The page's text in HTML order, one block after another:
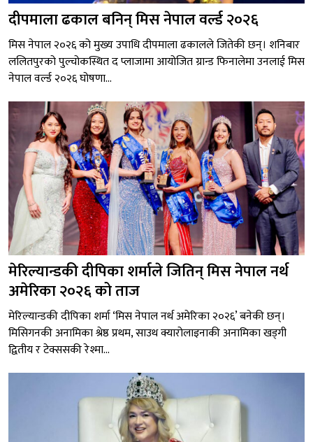
दीपमाला ढकाल बनिन् मिस नेपाल वर्ल्ड २०२६
मिस नेपाल २०२६ को मुख्य उपाधि दीपमाला ढकालले जितेकी छन्। शनिबार
ललितपुरको पुल्चोकस्थित द प्लाजामा आयोजित ग्रान्ड फिनालेमा उनलाई मिस
नेपाल वर्ल्ड २०२६ घोषणा...
मेरिल्यान्डकी दीपिका शर्माले जितिन् मिस नेपाल नर्थ
अमेरिका २०२६ को ताज
मेरिल्यान्डकी दीपिका शर्मा ‘मिस नेपाल नर्थ अमेरिका २०२६’ बनेकी छन्।
मिसिगनकी अनामिका श्रेष्ठ प्रथम, साउथ क्यारोलाइनाकी अनामिका खड्गी
द्वितीय र टेक्ससकी रेश्मा...